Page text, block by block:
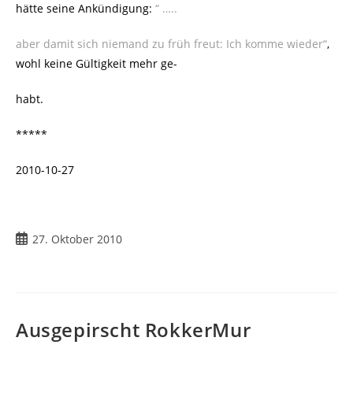
hätte seine Ankündigung: “ …..
aber damit sich niemand zu früh freut: Ich komme wieder“,
wohl keine Gültigkeit mehr ge-
habt.
*****
2010-10-27
Beitrag
27. Oktober 2010
Ausgepirscht RokkerMur